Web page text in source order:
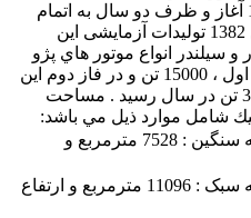
اجرایی پروژه از اوایل سال 1381 آغاز و ظرف دو سال به اتمام
رسید. به این ترتیب از پایان سال 1382 تولیدات آزمایشی این
انواع موتور هاي پژو
آغاز گردید. ظرفیت توليد در فاز اول ، 15000 تن و در فاز دوم اين
ظرفيت افزایش یافته و به 30000 تن در سال رسيد . مساحت
سطح زیر بنای سالن های سوله سنگین : 7528 مترمربع و
سطح زیر بنای سالن های سوله سبک : 11096 مترمربع و ارتفاع